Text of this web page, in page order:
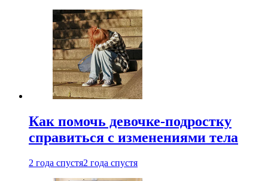
Как помочь девочке-подростку
справиться с изменениями тела
2 года спустя2 года спустя